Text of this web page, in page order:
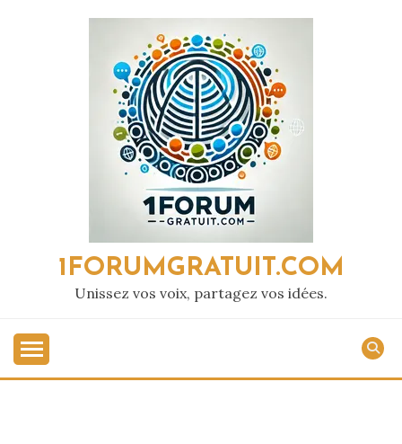
1FORUMGRATUIT.COM
Unissez vos voix, partagez vos idées.